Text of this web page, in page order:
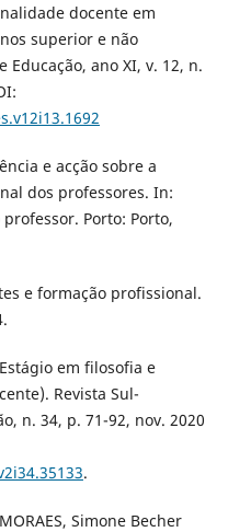
docente em
superior e não
ano XI, v. 12, n.
e acção sobre a
dos professores. In:
Porto: Porto,
e formação profissional.
em filosofia e
Revista Sul-
n. 34, p. 71-92, nov. 2020
.
Simone Becher